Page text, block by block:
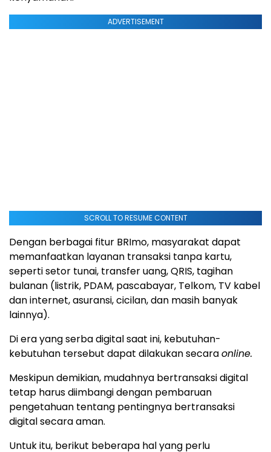
ADVERTISEMENT
SCROLL TO RESUME CONTENT
Dengan berbagai fitur BRImo, masyarakat dapat
memanfaatkan layanan transaksi tanpa kartu,
seperti setor tunai, transfer uang, QRIS, tagihan
bulanan (listrik, PDAM, pascabayar, Telkom, TV kabel
dan internet, asuransi, cicilan, dan masih banyak
lainnya).
Di era yang serba digital saat ini, kebutuhan-
kebutuhan tersebut dapat dilakukan secaraonline.
Meskipun demikian, mudahnya bertransaksi digital
tetap harus diimbangi dengan pembaruan
pengetahuan tentang pentingnya bertransaksi
digital secara aman.
Untuk itu, berikut beberapa hal yang perlu